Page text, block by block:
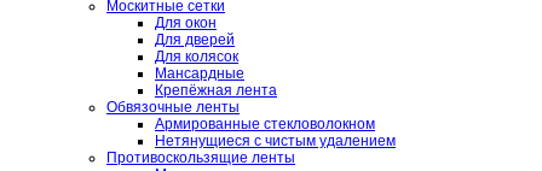
Москитные сетки
Для окон
Для дверей
Для колясок
Мансардные
Крепёжная лента
Обвязочные ленты
Армированные стекловолокном
Нетянущиеся с чистым удалением
Противоскользящие ленты